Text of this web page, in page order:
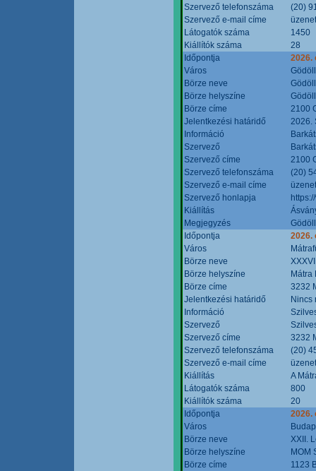
Szervező telefonszáma
(20)
Szervező e-mail címe
Látogatók száma
1450
Kiállítók száma
28
Időpontja
2026.
Város
Börze neve
Börze helyszíne
Börze címe
2100
Jelentkezési határidő
2026.
Információ
Szervező
Szervező címe
2100
Szervező telefonszáma
(20)
Szervező e-mail címe
Szervező honlapja
Kiállítás
Megjegyzés
Időpontja
2026.
Város
Börze neve
Börze helyszíne
Mátra
Börze címe
3232
Jelentkezési határidő
Nincs
Információ
Szervező
Szervező címe
3232
Szervező telefonszáma
(20)
Szervező e-mail címe
Kiállítás
A
Látogatók száma
800
Kiállítók száma
20
Időpontja
2026.
Város
Börze neve
XXII.
Börze helyszíne
MOM
Börze címe
1123